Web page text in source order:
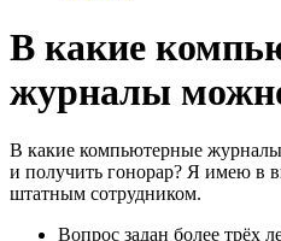
В какие
журналы
В какие компьютерные
и получить гонорар? Я имею в
штатным сотрудником.
Вопрос задан более трёх